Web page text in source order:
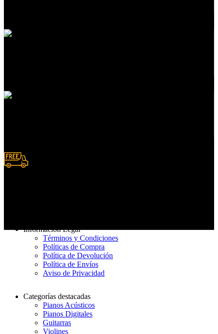
Información Legal
Términos y Condiciones
Políticas de Compra
Política de Devolución
Política de Envíos
Aviso de Privacidad
Categorías destacadas
Pianos Acústicos
Pianos Digitales
Guitarras
Violines